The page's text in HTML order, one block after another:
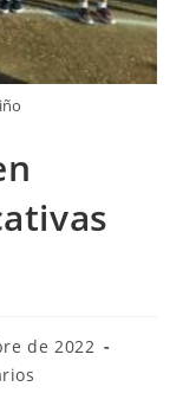
de 2022